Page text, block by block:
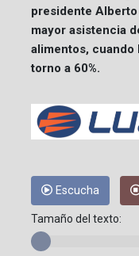
presidente
mayor asistencia
alimentos, cuando
torno a 60%.
Escucha
Tamaño del texto: